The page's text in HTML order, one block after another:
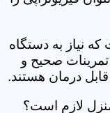
نیاز به دستگاه
صحیح و
درمان هستند.
لازم است؟